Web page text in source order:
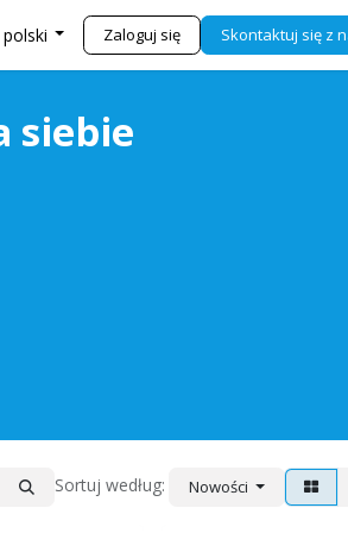
się z nami Sklep
polski Zaloguj się Skontaktuj się z
siebie
Sortuj według: Nowości